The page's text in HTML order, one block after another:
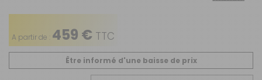
A partir de : 459 € TTC
Être informé d'une baisse de prix